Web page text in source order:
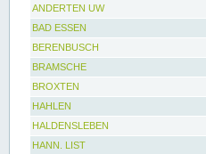
ANDERTEN UW
BAD ESSEN
BERENBUSCH
BRAMSCHE
BROXTEN
HAHLEN
HALDENSLEBEN
HANN. LIST